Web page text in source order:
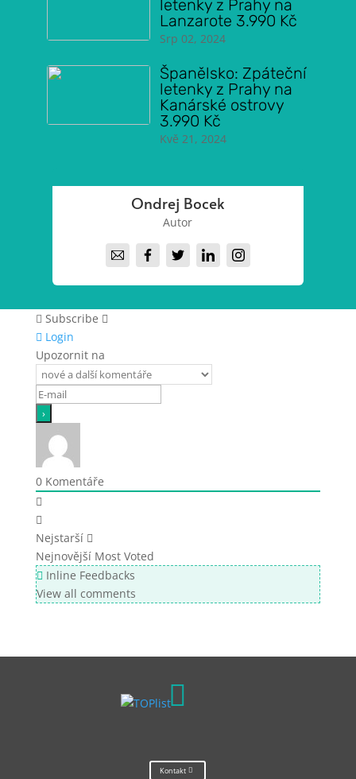
letenky z Prahy na
Lanzarote 3.990 Kč
Srp 02, 2024
Španělsko: Zpáteční
letenky z Prahy na
Kanárské ostrovy
3.990 Kč
Kvě 21, 2024
Ondrej Bocek
Autor
Subscribe
Login
Upozornit na
0Komentáře
Nejstarší
Nejnovější Most Voted
Inline Feedbacks
View all comments

Kontakt